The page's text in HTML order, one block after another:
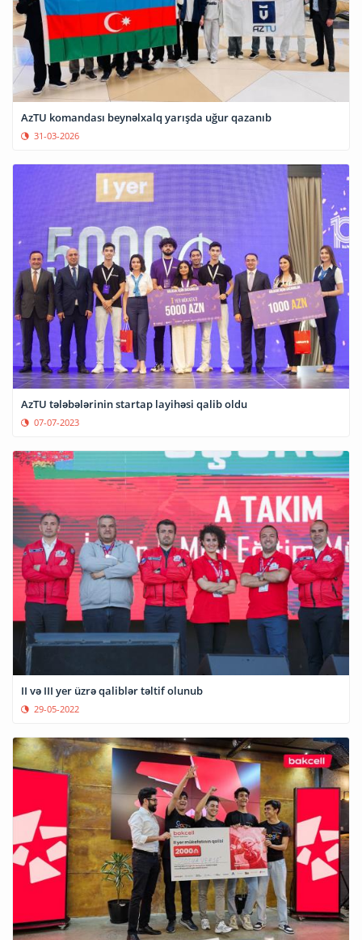
AzTU komandası beynəlxalq yarışda uğur qazanıb
31-03-2026
AzTU tələbələrinin startap layihəsi qalib oldu
07-07-2023
II və III yer üzrə qaliblər təltif olunub
29-05-2022